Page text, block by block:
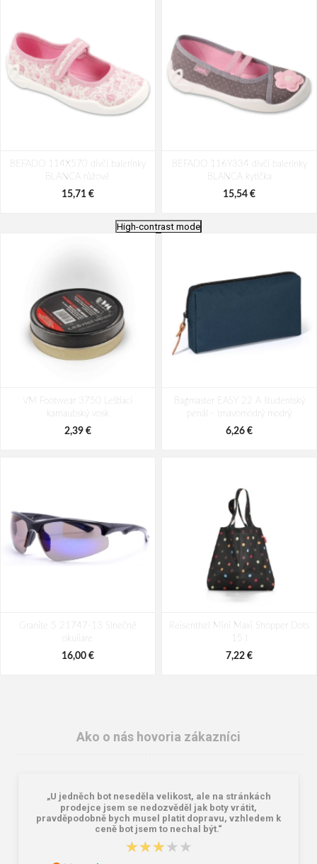
BEFADO 114X570 dívčí balerínky
BLANCA růžové
15,71 €
BEFADO 116Y334 dívčí balerínky
BLANCA kytička
15,54 €
BLANCA zajíčci
15,71 €
BLANCA mašle
15,54 €
High-contrast mode
VM Footwear 3750 Leštiaci
karnaubský vosk
2,39 €
Bagmaster EASY 22 A študentský
penál - tmavomodrý modrý
6,26 €
Granite 5 21747-13 Slnečné
okuliare
16,00 €
Reisenthel Mini Maxi Shopper Dots
15 l
7,22 €
Lee Cooper LCW-26-07-4152M
Dámske gumáky DEMAR RAINNY
Ako o nás hovoria zákazníci
„U jedněch bot neseděla velikost, ale na stránkách
prodejce jsem se nedozvěděl jak boty vrátit,
pravděpodobně bych musel platit dopravu, vzhledem k
ceně bot jsem to nechal být.“
★★★★★
★★★★★